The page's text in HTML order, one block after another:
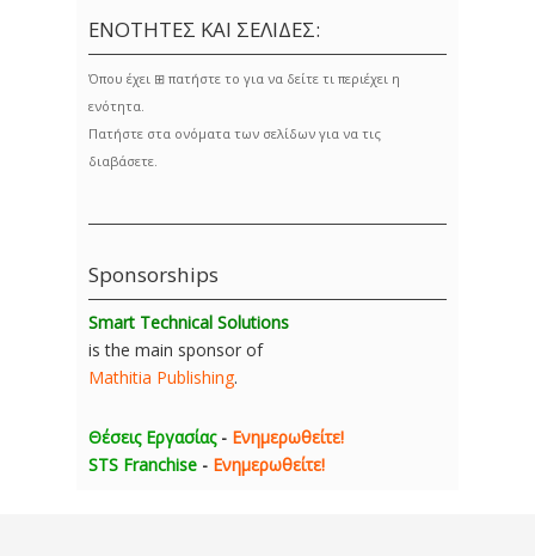
ΕΝΟΤΗΤΕΣ ΚΑΙ ΣΕΛΙΔΕΣ:
Όπου έχει ⊞ πατήστε το για να δείτε τι περιέχει η
ενότητα.
Πατήστε στα ονόματα των σελίδων για να τις
διαβάσετε.
Sponsorships
Smart Technical Solutions
is the main sponsor of
Mathitia Publishing.
Θέσεις Εργασίας - Ενημερωθείτε!
STS Franchise - Ενημερωθείτε!